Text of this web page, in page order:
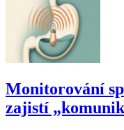
Monitorování
zajistí